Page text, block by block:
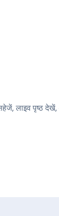
लाइव पृष्ठ